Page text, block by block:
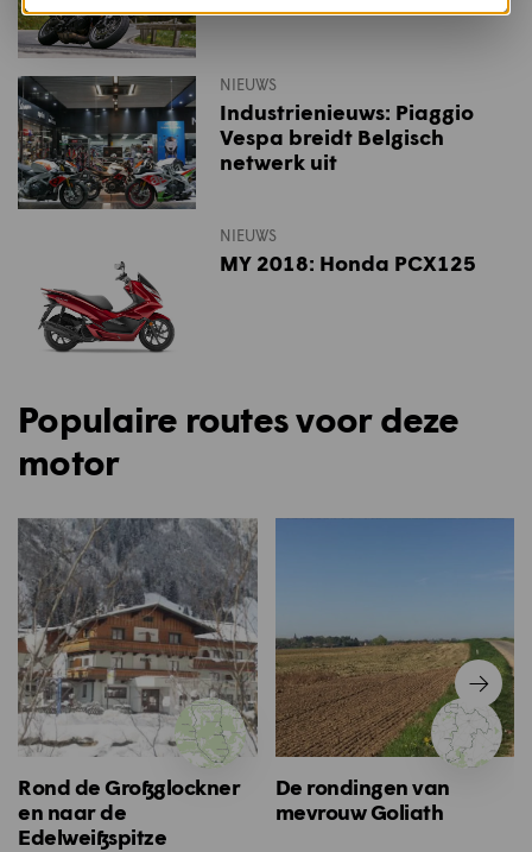
NIEUWS
Industrienieuws: Piaggio
Vespa breidt Belgisch
netwerk uit
NIEUWS
MY 2018: Honda PCX125
Populaire routes voor deze
motor
Rond de Großglockner
en naar de
Edelweißspitze
De rondingen van
mevrouw Goliath